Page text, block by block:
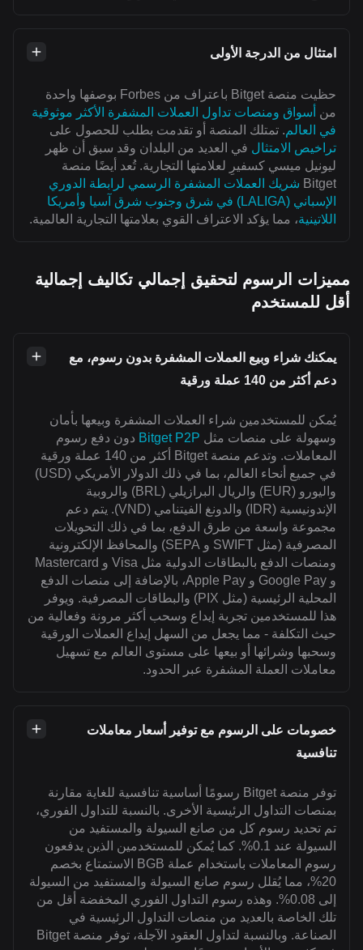
امتثال من الدرجة الأولى
حظيت منصة Bitget باعتراف من Forbes بوصفها واحدة
من أسواق ومنصات تداول العملات المشفرة الأكثر موثوقية
في العالم. تمتلك المنصة أو تقدمت بطلب للحصول على
تراخيص الامتثال في العديد من البلدان وقد سبق أن ظهر
ليونيل ميسي كسفيرِ لعلامتها التجارية. تُعد أيضًا منصة
Bitget شريك العملات المشفرة الرسمي لرابطة الدوري
الإسباني (LALIGA) في شرق وجنوب شرق آسيا وأمريكا
اللاتينية، مما يؤكد الاعتراف القوي بعلامتها التجارية العالمية.
مميزات الرسوم لتحقيق إجمالي تكاليف إجمالية
أقل للمستخدم
يمكنك شراء وبيع العملات المشفرة بدون رسوم، مع
دعم أكثر من 140 عملة ورقية
يُمكن للمستخدمين شراء العملات المشفرة وبيعها بأمان
وسهولة على منصات مثل Bitget P2P دون دفع رسوم
المعاملات. وتدعم منصة Bitget أكثر من 140 عملة ورقية
في جميع أنحاء العالم، بما في ذلك الدولار الأمريكي (USD)
واليورو (EUR) والريال البرازيلي (BRL) والروبية
الإندونيسية (IDR) والدونغ الفيتنامي (VND). يتم دعم
مجموعة واسعة من طرق الدفع، بما في ذلك التحويلات
المصرفية (مثل SWIFT و SEPA) والمحافظ الإلكترونية
ومنصات الدفع بالبطاقات الدولية مثل Visa و Mastercard
و Google Pay و Apple Pay، بالإضافة إلى منصات الدفع
المحلية الرئيسية (مثل PIX) والبطاقات المصرفية. ويوفر
هذا للمستخدمين تجربة إيداع وسحب أكثر مرونة وفعالية من
حيث التكلفة - مما يجعل من السهل إيداع العملات الورقية
وسحبها وشرائها أو بيعها على مستوى العالم مع تسهيل
معاملات العملة المشفرة عبر الحدود.
خصومات على الرسوم مع توفير أسعار معاملات
تنافسية
توفر منصة Bitget رسومًا أساسية تنافسية للغاية مقارنة
بمنصات التداول الرئيسية الأخرى. بالنسبة للتداول الفوري،
تم تحديد رسوم كل من صانع السيولة والمستفيد من
السيولة عند 0.1%. كما يُمكن للمستخدمين الذين يدفعون
رسوم المعاملات باستخدام عملة BGB الاستمتاع بخصم
20%، مما يُقلل رسوم صانع السيولة والمستفيد من السيولة
إلى 0.08%. وهذه رسوم التداول الفوري المخفضة أقل من
تلك الخاصة بالعديد من منصات التداول الرئيسية في
الصناعة. وبالنسبة لتداول العقود الآجلة، توفر منصة Bitget